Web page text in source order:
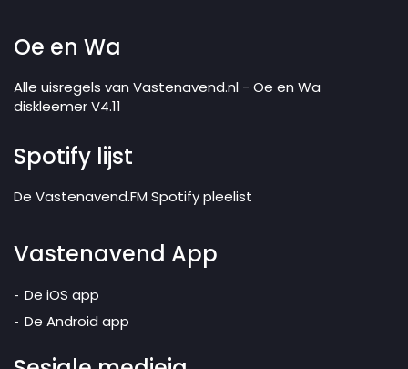
Oe en Wa
Alle uisregels van Vastenavend.nl - Oe en Wa
diskleemer V4.11
Spotify lijst
De Vastenavend.FM Spotify pleelist
Vastenavend App
De iOS app
De Android app